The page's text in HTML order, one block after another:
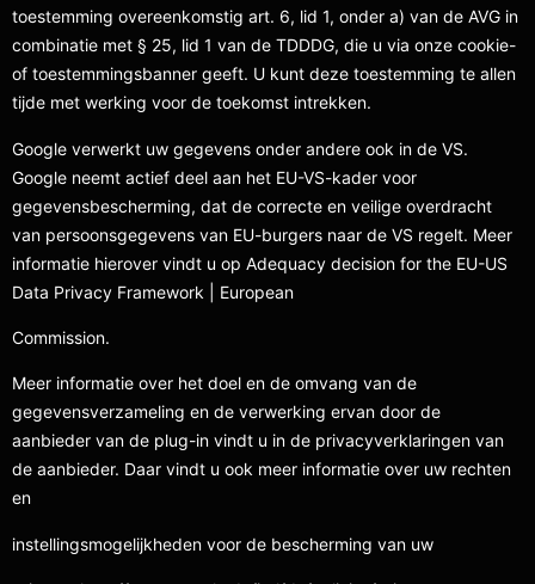
toestemming overeenkomstig art. 6, lid 1, onder a) van de AVG in
combinatie met § 25, lid 1 van de TDDDG, die u via onze cookie-
of toestemmingsbanner geeft. U kunt deze toestemming te allen
tijde met werking voor de toekomst intrekken.
Google verwerkt uw gegevens onder andere ook in de VS.
Google neemt actief deel aan het EU-VS-kader voor
gegevensbescherming, dat de correcte en veilige overdracht
van persoonsgegevens van EU-burgers naar de VS regelt. Meer
informatie hierover vindt u op Adequacy decision for the EU-US
Data Privacy Framework | European
Commission.
Meer informatie over het doel en de omvang van de
gegevensverzameling en de verwerking ervan door de
aanbieder van de plug-in vindt u in de privacyverklaringen van
de aanbieder. Daar vindt u ook meer informatie over uw rechten
en
instellingsmogelijkheden voor de bescherming van uw